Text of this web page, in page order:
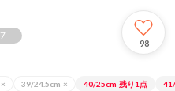
7
98
× 39/24.5cm × 40/25cm 残り1点